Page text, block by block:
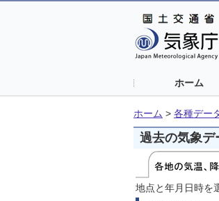
ホーム
ホーム > 各種デー
過去の気象デ
地点と年月日時を